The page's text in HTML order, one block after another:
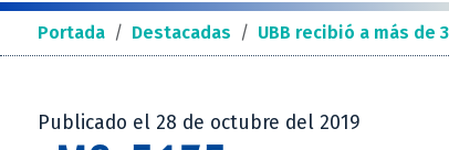
Portada / Destacadas / UBB recibió a más de
Publicado el 28 de octubre del 2019